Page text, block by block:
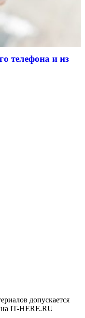
телефона и из
допускается
IT-HERE.RU